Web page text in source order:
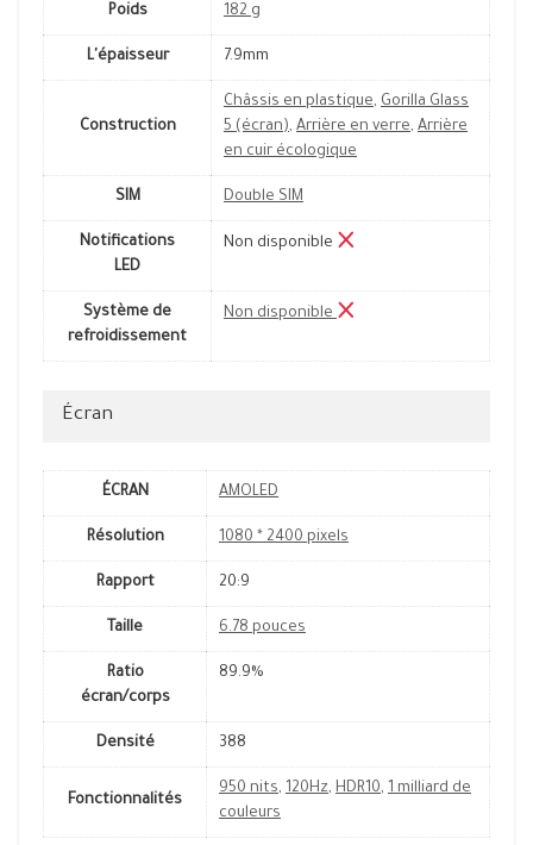
Poids 182 g
L'épaisseur 7.9mm
Construction
Châssis en plastique, Gorilla Glass
5 (écran), Arrière en verre, Arrière
en cuir écologique
SIM Double SIM
Notifications
LED
Non disponible
Système de
refroidissement
Non disponible
Écran
ÉCRAN AMOLED
Résolution 1080 * 2400 pixels
Rapport 20:9
Taille 6.78 pouces
Ratio
écran/corps
89.9%
Densité 388
Fonctionnalités
950 nits, 120Hz, HDR10, 1 milliard de
couleurs